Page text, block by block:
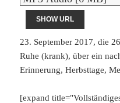
SHOW URL
23. September 2017, die
Ruhe (krank), über ein
Erinnerung, Herbsttage,
[expand